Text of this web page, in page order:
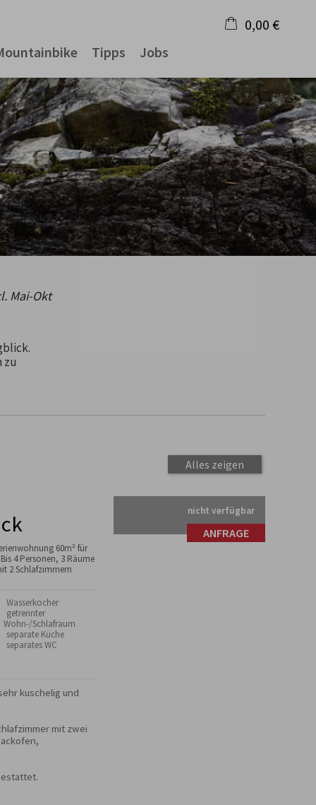
Tipps Jobs
0,00 €
Warenkorb ist leer
Mai-Okt
zu
Alles zeigen
60m² für
4 Personen, 3 Räume
2 Schlafzimmern
Wohn-/Schlafraum
Küche
WC
kuschelig und
mit zwei
nicht verfügbar
ANFRAGE